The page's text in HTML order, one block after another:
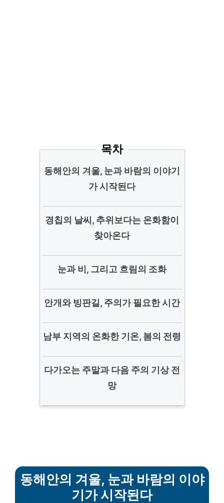
목차
동해안의 겨울, 눈과 바람의 이야기
가 시작된다
경칩의 날씨, 추위보다는 온화함이
찾아온다
눈과 비, 그리고 흐림의 조화
안개와 빙판길, 주의가 필요한 시간
남부 지역의 온화한 기온, 봄의 전령
다가오는 주말과 다음 주의 기상 전
망
동해안의 겨울, 눈과 바람의 이야
기가 시작된다